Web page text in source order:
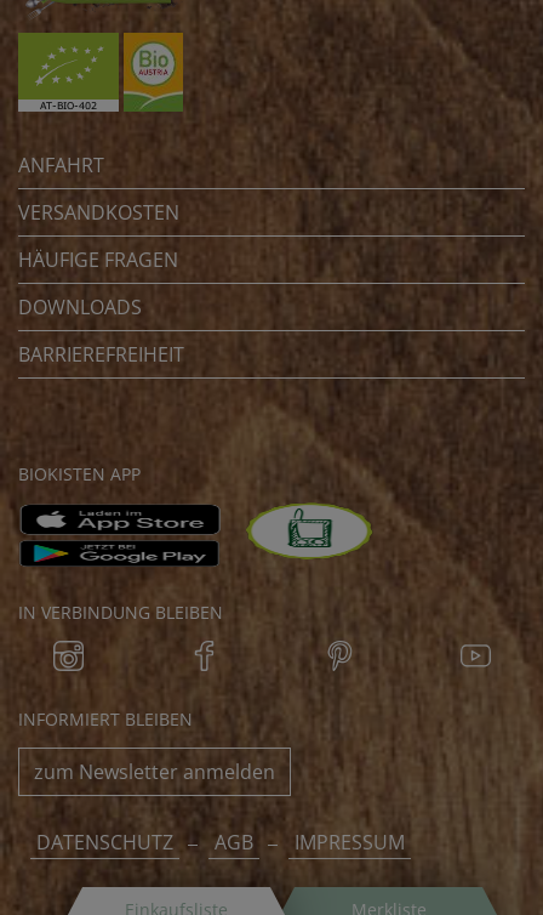
Einkaufsliste Merkliste
ANFAHRT
VERSANDKOSTEN
HÄUFIGE FRAGEN
DOWNLOADS
BARRIEREFREIHEIT
BIOKISTEN APP
IN VERBINDUNG BLEIBEN
INFORMIERT BLEIBEN
zum Newsletter anmelden
DATENSCHUTZ AGB IMPRESSUM